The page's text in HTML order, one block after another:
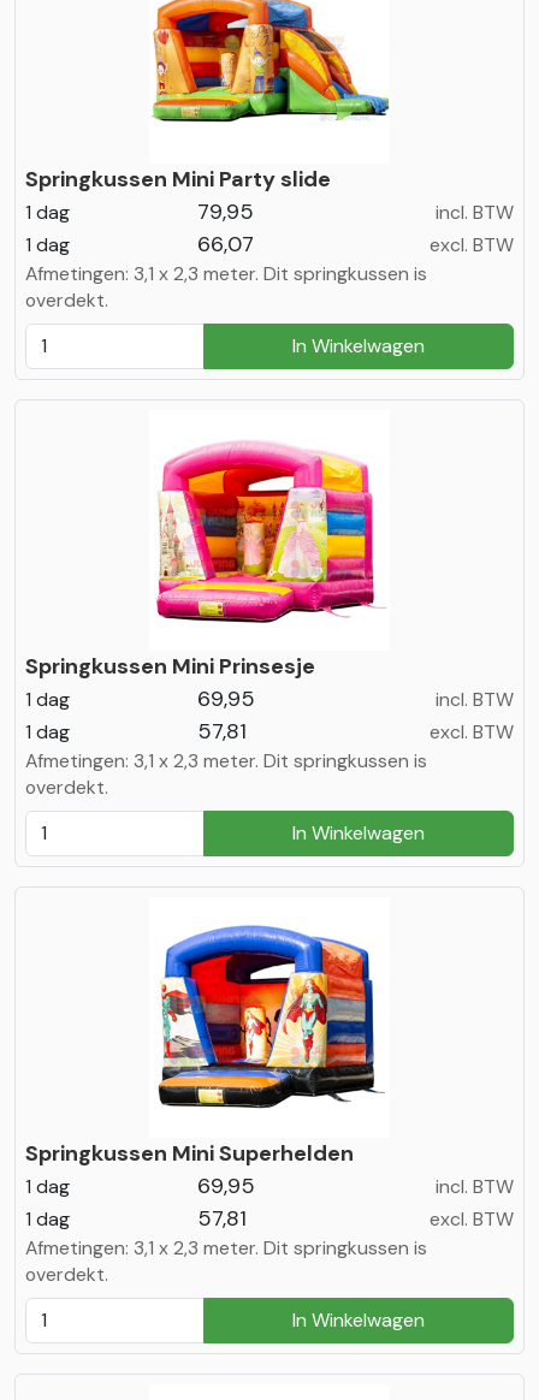
Springkussen Mini Party slide
1 dag 79,95
incl. BTW
1 dag
66,07
excl. BTW
Afmetingen: 3,1 x 2,3 meter. Dit springkussen is
overdekt.
In Winkelwagen
Springkussen Mini Prinsesje
1 dag 69,95
incl. BTW
1 dag
57,81
excl. BTW
Afmetingen: 3,1 x 2,3 meter. Dit springkussen is
overdekt.
In Winkelwagen
Springkussen Mini Superhelden
1 dag 69,95
incl. BTW
1 dag
57,81
excl. BTW
Afmetingen: 3,1 x 2,3 meter. Dit springkussen is
overdekt.
In Winkelwagen